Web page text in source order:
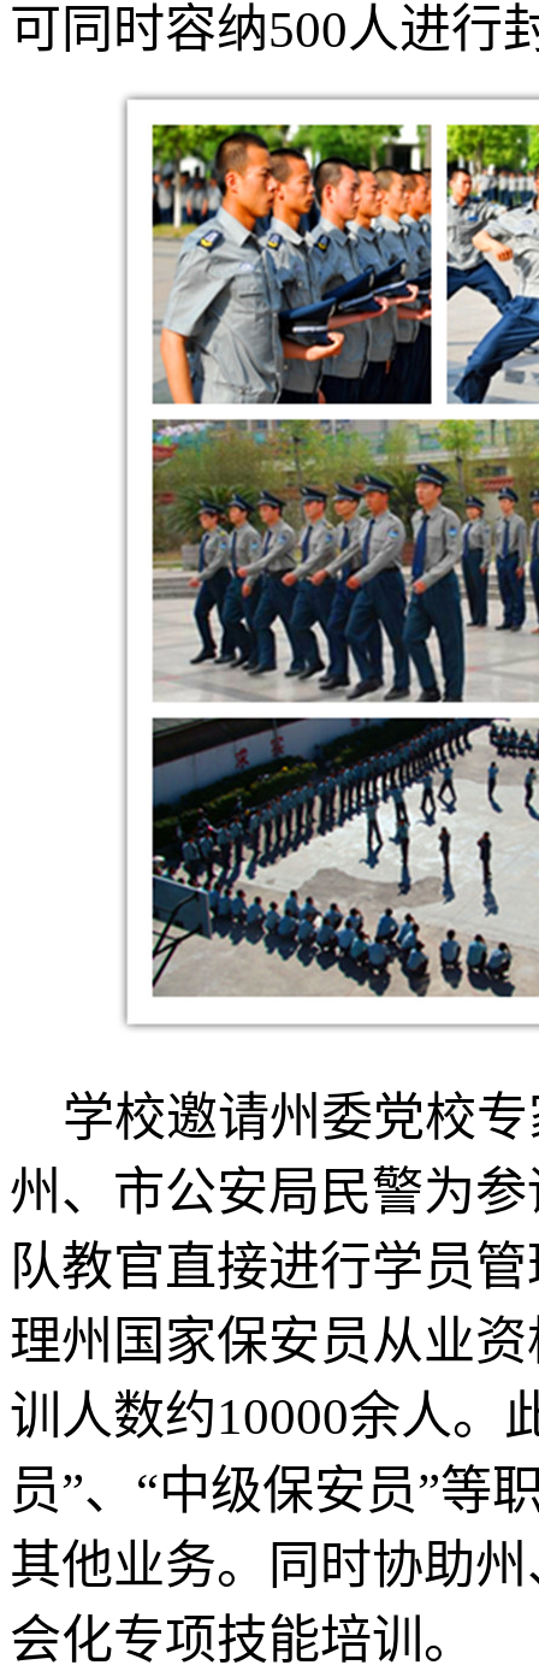
可同时容纳500人进行
学校邀请州委党校专
州、市公安局民警为
队教官直接进行学员
理州国家保安员从业
训人数约10000余人。
员”、“中级保安员”等
其他业务。同时协助
会化专项技能培训。